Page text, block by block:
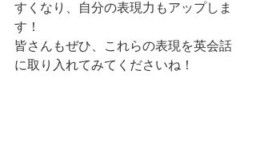
すくなり、自分の表現力もアップしま
す！
皆さんもぜひ、これらの表現を英会話
に取り入れてみてくださいね！